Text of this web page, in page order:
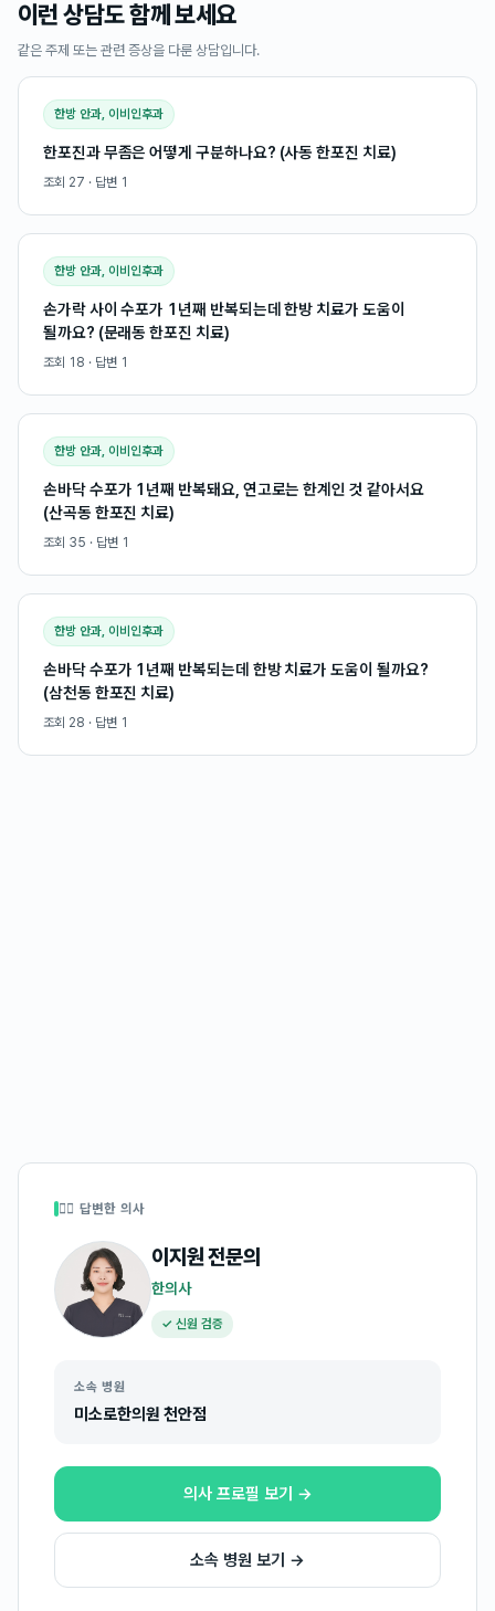
이런 상담도 함께 보세요
같은 주제 또는 관련 증상을 다룬 상담입니다.
한방 안과, 이비인후과
한포진과 무좀은 어떻게 구분하나요? (사동 한포진 치료)
조회 27 · 답변 1
한방 안과, 이비인후과
손가락 사이 수포가 1년째 반복되는데 한방 치료가 도움이
될까요? (문래동 한포진 치료)
조회 18 · 답변 1
한방 안과, 이비인후과
손바닥 수포가 1년째 반복돼요, 연고로는 한계인 것 같아서요
(산곡동 한포진 치료)
조회 35 · 답변 1
한방 안과, 이비인후과
손바닥 수포가 1년째 반복되는데 한방 치료가 도움이 될까요?
(삼천동 한포진 치료)
조회 28 · 답변 1
👩‍⚕️ 답변한 의사
이지원전문의
한의사
✓ 신원 검증
소속 병원
미소로한의원 천안점
의사 프로필 보기 →
소속 병원 보기 →